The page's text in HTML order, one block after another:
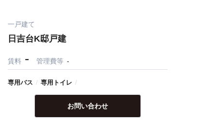
一戸建て
日吉台K邸戸建
賃料 - 管理費等 -
専用バス / 専用トイレ /
お問い合わせ